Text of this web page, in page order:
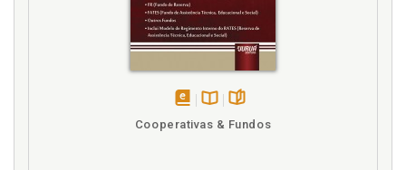
Disponível
páginas
Cooperativas & Fundos